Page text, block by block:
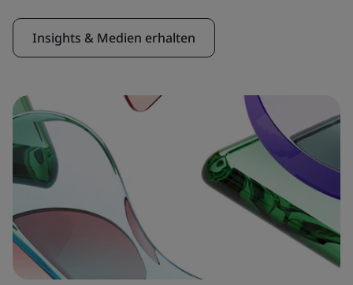
Insights & Medien erhalten